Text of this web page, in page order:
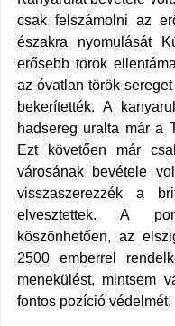
csak felszámolni az
északra nyomulását
erősebb török
az óvatlan török
bekerítették. A
hadsereg uralta már a
Ezt követően már
városának bevétele
visszaszerezzék a
elvesztettek. A
köszönhetően, az
2500 emberrel
menekülést, mintsem
fontos pozíció védelmét.